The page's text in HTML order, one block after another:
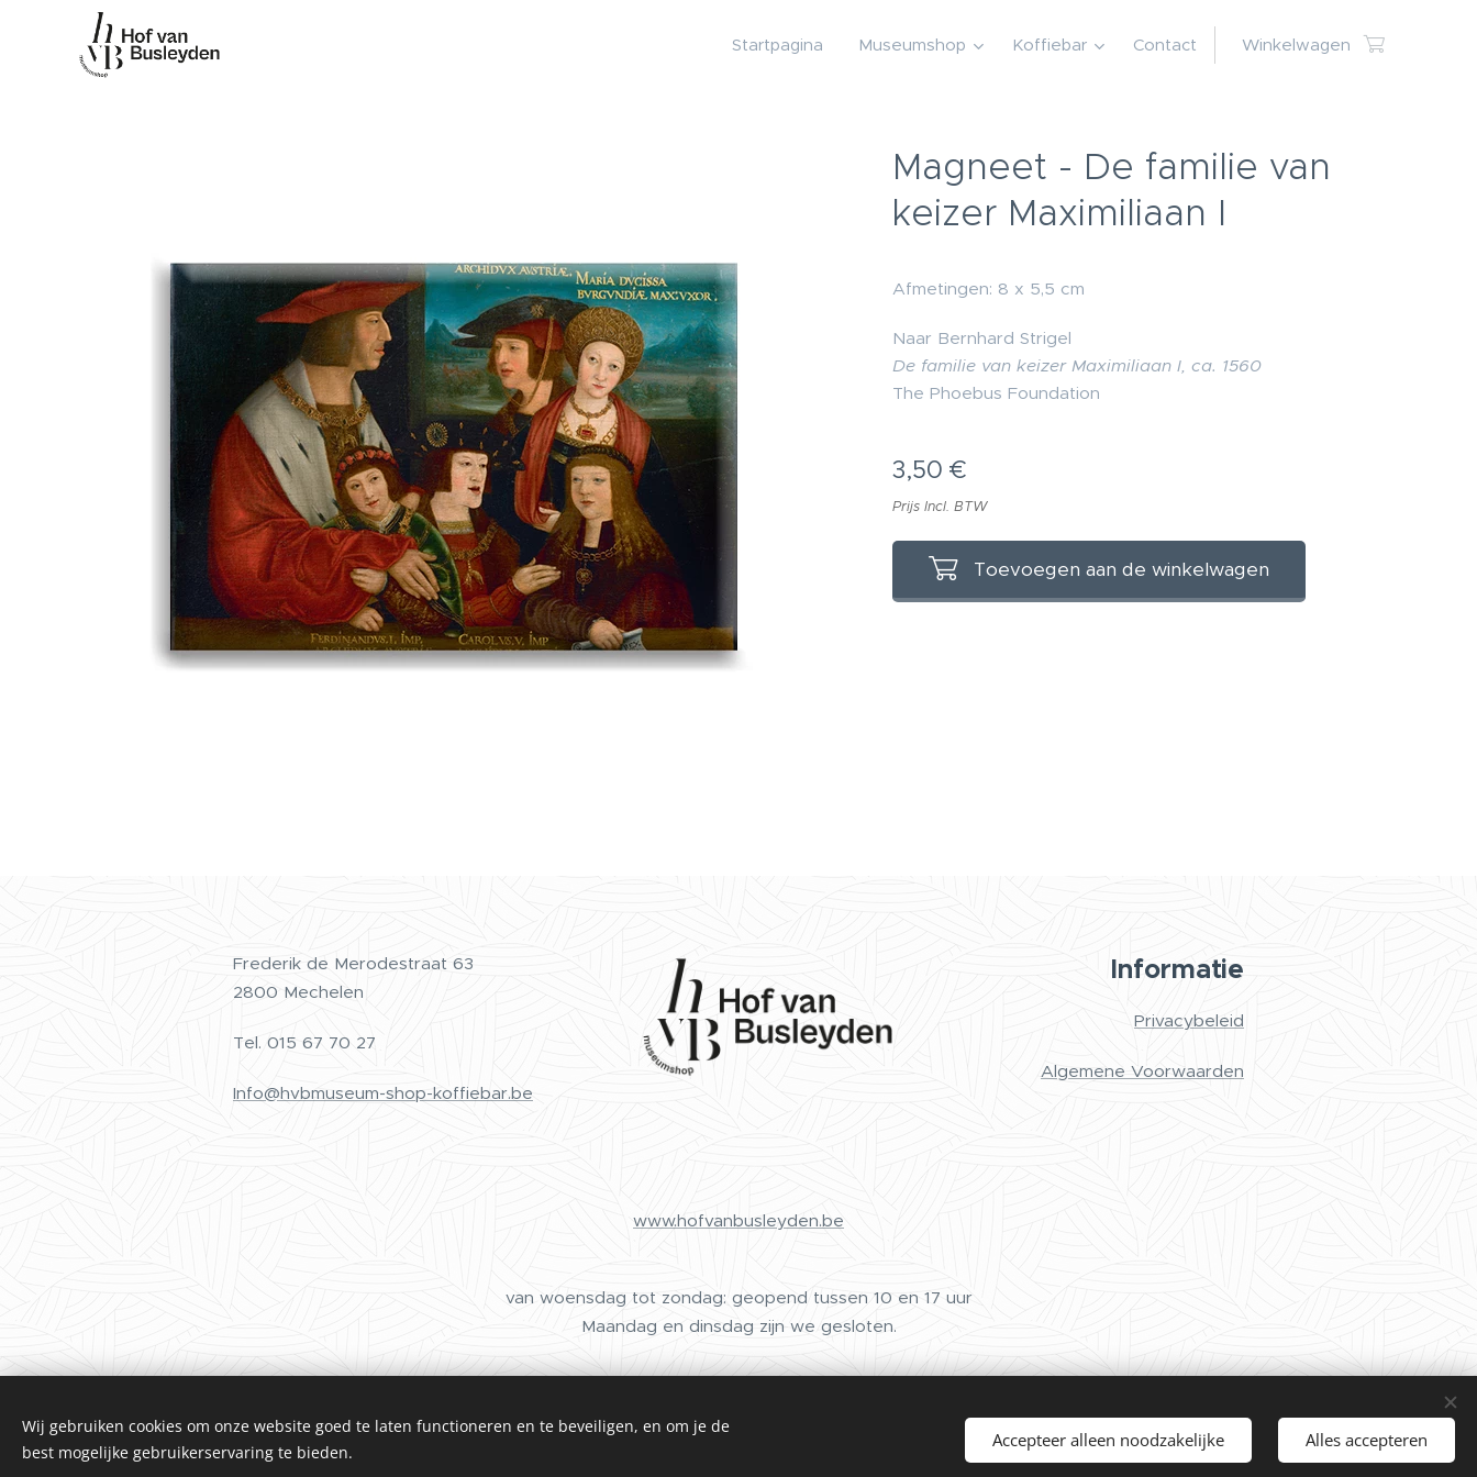
Startpagina Museumshop Koffiebar Contact Winkelwagen
Magneet - De familie van
keizer Maximiliaan I
Afmetingen: 8 x 5,5 cm
Naar Bernhard Strigel
De familie van keizer Maximiliaan I, ca. 1560
The Phoebus Foundation
3,50 €
Prijs Incl. BTW
Toevoegen aan de winkelwagen
Frederik de Merodestraat 63
2800 Mechelen
Tel. 015 67 70 27
Info@hvbmuseum-shop-koffiebar.be
Informatie
Privacybeleid
Algemene Voorwaarden
www.hofvanbusleyden.be
van woensdag tot zondag: geopend tussen 10 en 17 uur
Maandag en dinsdag zijn we gesloten.
Wij gebruiken cookies om onze website goed te laten functioneren en te beveiligen, en om je de
best mogelijke gebruikerservaring te bieden.
Accepteer alleen noodzakelijke Alles accepteren